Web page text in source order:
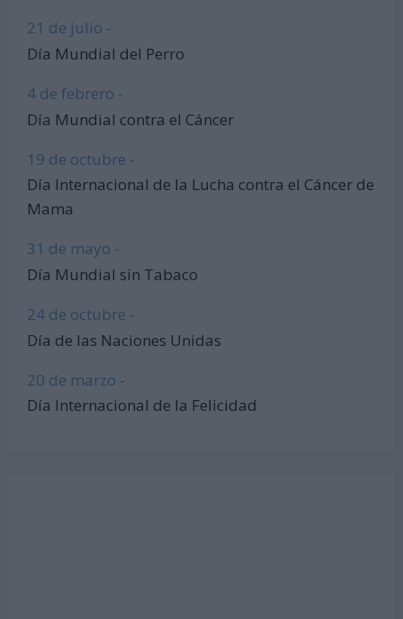
21 de julio -
Día Mundial del Perro
4 de febrero -
Día Mundial contra el Cáncer
19 de octubre -
Día Internacional de la Lucha contra el Cáncer de
Mama
31 de mayo -
Día Mundial sin Tabaco
24 de octubre -
Día de las Naciones Unidas
20 de marzo -
Día Internacional de la Felicidad